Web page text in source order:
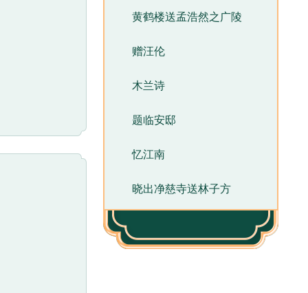
黄鹤楼送孟浩然之广陵
赠汪伦
木兰诗
题临安邸
忆江南
晓出净慈寺送林子方